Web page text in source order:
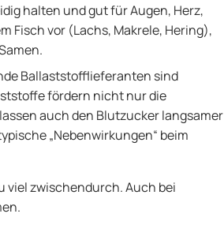
halten und gut für Augen, Herz,
Fisch vor (Lachs, Makrele, Hering),
Ballaststofflieferanten sind
fördern nicht nur die
auch den Blutzucker langsamer
„Nebenwirkungen“ beim
viel zwischendurch. Auch bei